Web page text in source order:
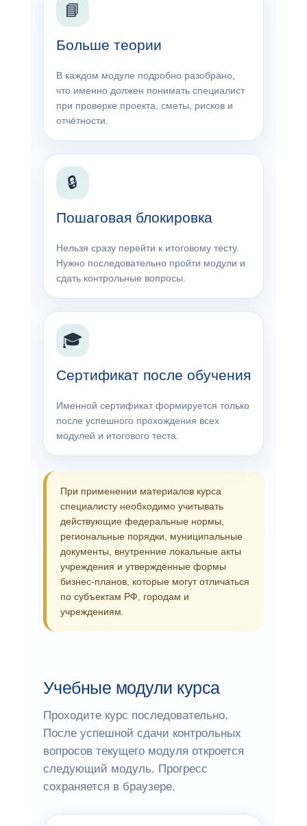
📘
Больше теории
В каждом модуле подробно разобрано,
что именно должен понимать специалист
при проверке проекта, сметы, рисков и
отчётности.
🔒
Пошаговая блокировка
Нельзя сразу перейти к итоговому тесту.
Нужно последовательно пройти модули и
сдать контрольные вопросы.
🎓
Сертификат после обучения
Именной сертификат формируется только
после успешного прохождения всех
модулей и итогового теста.
При применении материалов курса
специалисту необходимо учитывать
действующие федеральные нормы,
региональные порядки, муниципальные
документы, внутренние локальные акты
учреждения и утверждённые формы
бизнес-планов, которые могут отличаться
по субъектам РФ, городам и
учреждениям.
Учебные модули курса
Проходите курс последовательно.
После успешной сдачи контрольных
вопросов текущего модуля откроется
следующий модуль. Прогресс
сохраняется в браузере.